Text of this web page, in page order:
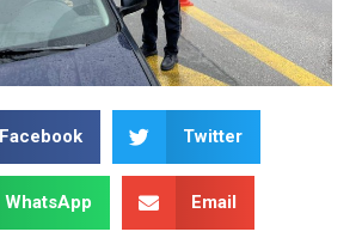
Facebook Twitter
WhatsApp Email